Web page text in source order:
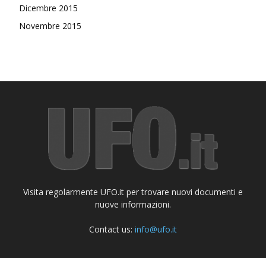
Dicembre 2015
Novembre 2015
Visita regolarmente UFO.it per trovare nuovi documenti e
nuove informazioni.
Contact us: info@ufo.it